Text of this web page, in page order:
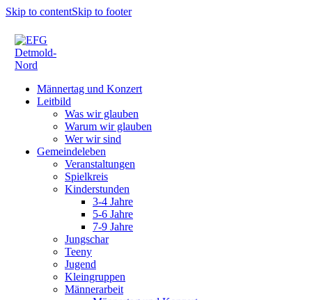
Skip to contentSkip to footer
Männertag und Konzert
Leitbild
Was wir glauben
Warum wir glauben
Wer wir sind
Gemeindeleben
Veranstaltungen
Spielkreis
Kinderstunden
3-4 Jahre
5-6 Jahre
7-9 Jahre
Jungschar
Teeny
Jugend
Kleingruppen
Männerarbeit